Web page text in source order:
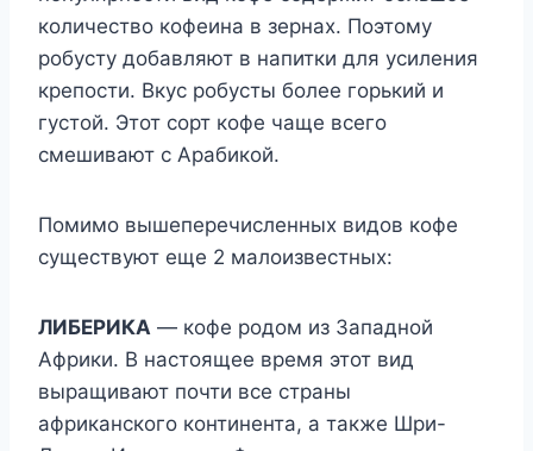
количество кофеина в зернах. Поэтому
робусту добавляют в напитки для усиления
крепости. Вкус робусты более горький и
густой. Этот сорт кофе чаще всего
смешивают с Арабикой.
Помимо вышеперечисленных видов кофе
существуют еще 2 малоизвестных:
ЛИБЕРИКА — кофе родом из Западной
Африки. В настоящее время этот вид
выращивают почти все страны
африканского континента, а также Шри-